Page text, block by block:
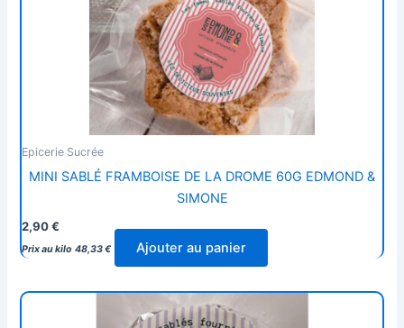
Epicerie Sucrée
MINI SABLÉ FRAMBOISE DE LA DROME 60G EDMOND &
SIMONE
2,90€
Prix au kilo 48,33€ Ajouter au panier